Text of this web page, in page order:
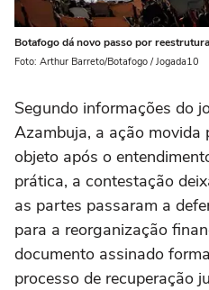
Botafogo dá novo passo por
Foto: Arthur Barreto/Botafogo / Jogada10
Segundo informações do
Azambuja, a ação movida
objeto após o
prática, a contestação
as partes passaram a
para a reorganização
documento assinado
processo de recuperação